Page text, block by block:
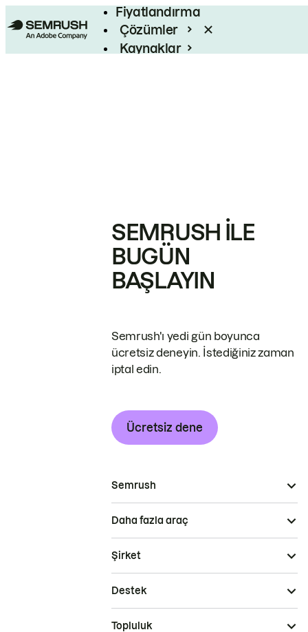
Fiyatlandırma
Çözümler
Kaynaklar
SEMRUSH ILE
BUGÜN
BAŞLAYIN
Semrush'ı yedi gün boyunca
ücretsiz deneyin. İstediğiniz zaman
iptal edin.
Ücretsiz dene
Semrush
Daha fazla araç
Şirket
Destek
Topluluk